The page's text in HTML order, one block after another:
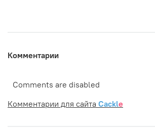
Комментарии
Comments are disabled
Комментарии для сайта Cackle